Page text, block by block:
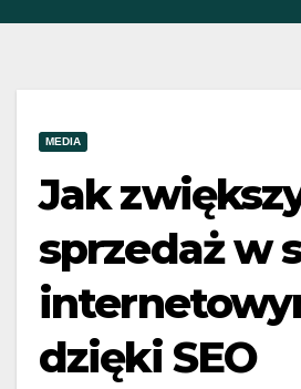
MEDIA
Jak
sprzedaż w
dzięki SEO